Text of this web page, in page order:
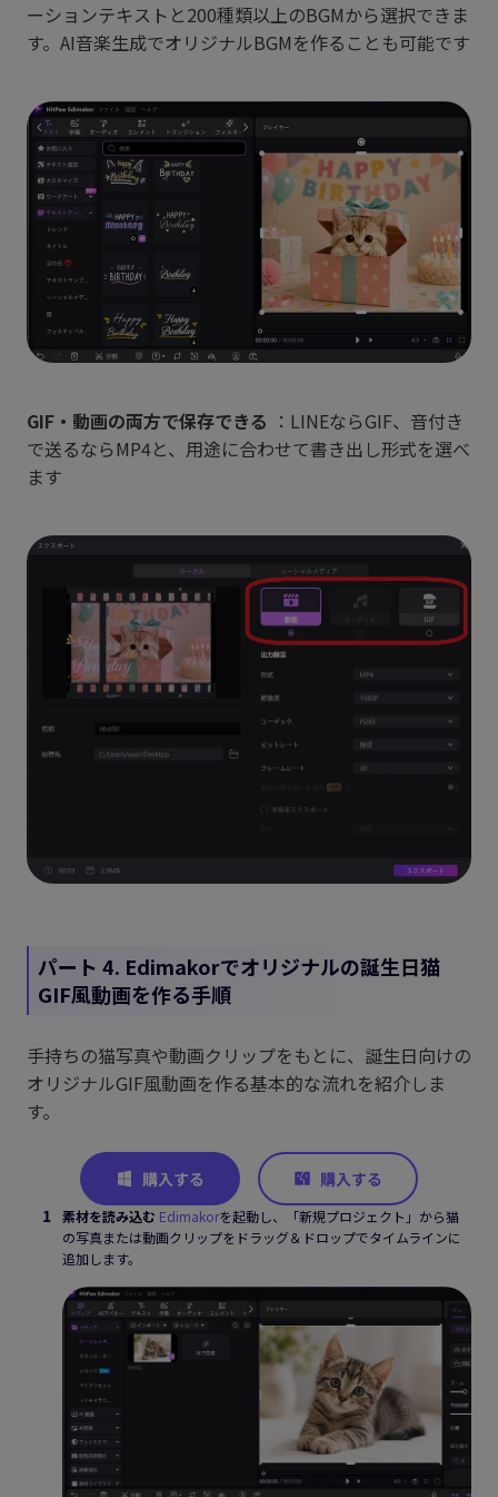
ーションテキストと200種類以上のBGMから選択できま
す。AI音楽生成でオリジナルBGMを作ることも可能です
GIF・動画の両方で保存できる ：LINEならGIF、音付き
で送るならMP4と、用途に合わせて書き出し形式を選べ
ます
パート 4. Edimakorでオリジナルの誕生日猫
GIF風動画を作る手順
手持ちの猫写真や動画クリップをもとに、誕生日向けの
オリジナルGIF風動画を作る基本的な流れを紹介しま
す。
素材を読み込む Edimakorを起動し、「新規プロジェクト」から猫
の写真または動画クリップをドラッグ＆ドロップでタイムラインに
追加します。